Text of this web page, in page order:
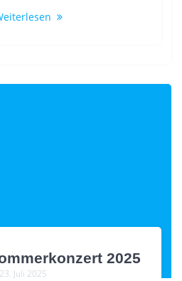
2025
23. Juli 2025